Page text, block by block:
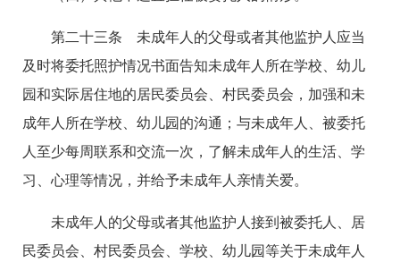
第二十三条 未成年人的父母或者其他监护人应当
及时将委托照护情况书面告知未成年人所在学校、幼儿
园和实际居住地的居民委员会、村民委员会，加强和未
成年人所在学校、幼儿园的沟通；与未成年人、被委托
人至少每周联系和交流一次，了解未成年人的生活、学
习、心理等情况，并给予未成年人亲情关爱。
未成年人的父母或者其他监护人接到被委托人、居
民委员会、村民委员会、学校、幼儿园等关于未成年人